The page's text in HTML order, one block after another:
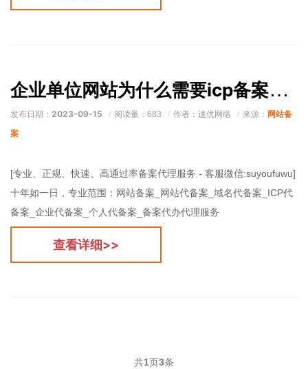
企业单位网站为什么需要icp备案？为什么要备案？
发布日期： 2023-09-15 阅读量：683 作者：速优网络 来源： 网站备
案
[专业、正规、快速、高通过率备案代理服务 - 客服微信:suyoufuwu]
十年如一日，专业范围：网站备案_网站代备案_域名代备案_ICP代
备案_企业代备案_个人代备案_备案代办代理服务
查看详细>>
共1页3条